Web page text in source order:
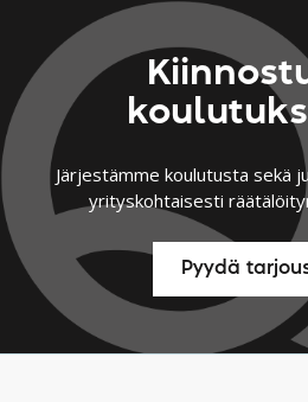
Järjestämme koulutusta sekä
yrityskohtaisesti
Pyydä